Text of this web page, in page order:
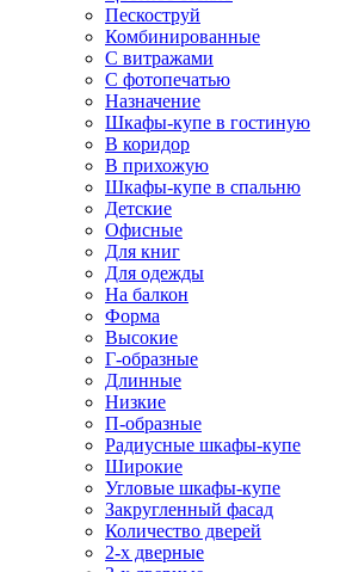
Пескоструй
Комбинированные
С витражами
С фотопечатью
Назначение
Шкафы-купе в гостиную
В коридор
В прихожую
Шкафы-купе в спальню
Детские
Офисные
Для книг
Для одежды
На балкон
Форма
Высокие
Г-образные
Длинные
Низкие
П-образные
Радиусные шкафы-купе
Широкие
Угловые шкафы-купе
Закругленный фасад
Количество дверей
2-х дверные